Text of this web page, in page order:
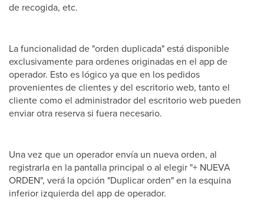
de recogida, etc.
La funcionalidad de "orden duplicada" está disponible
exclusivamente para ordenes originadas en el app de
operador. Esto es lógico ya que en los pedidos
provenientes de clientes y del escritorio web, tanto el
cliente como el administrador del escritorio web pueden
enviar otra reserva si fuera necesario.
Una vez que un operador envía un nueva orden, al
registrarla en la pantalla principal o al elegir "+ NUEVA
ORDEN", verá la opción "Duplicar orden" en la esquina
inferior izquierda del app de operador.